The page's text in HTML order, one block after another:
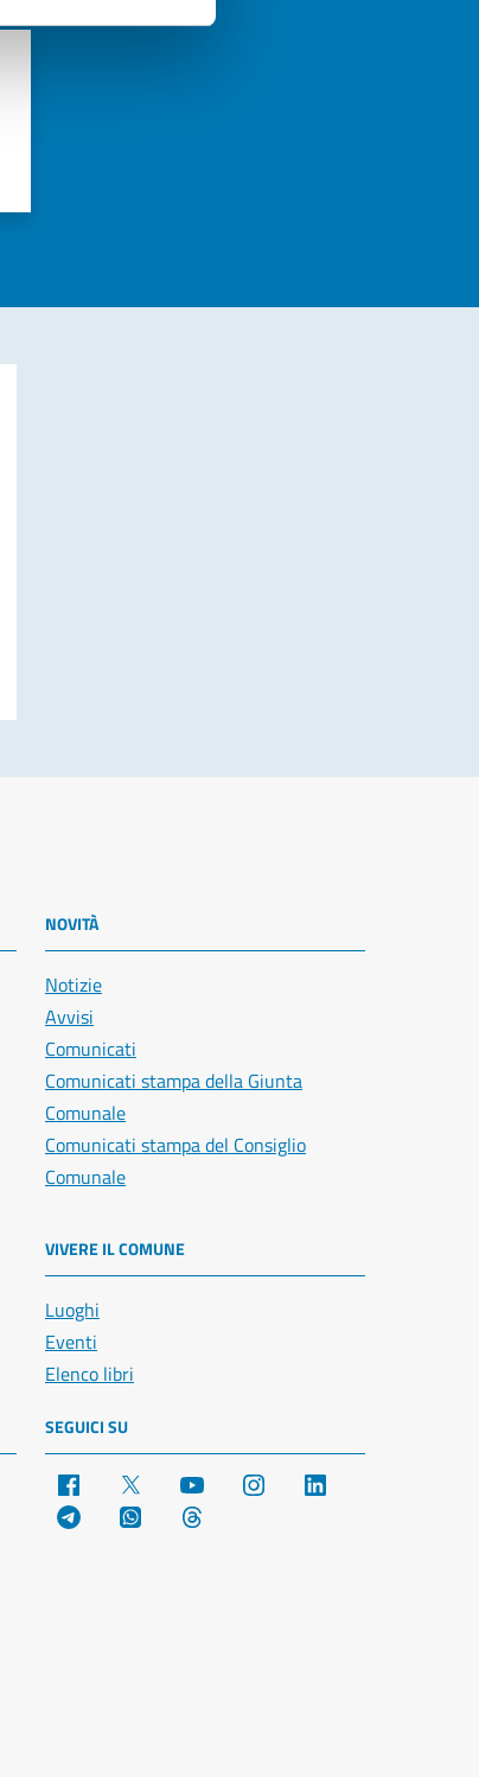
NOVITÀ
Notizie
Avvisi
Comunicati
Comunicati stampa della Giunta
Comunale
Comunicati stampa del Consiglio
Comunale
VIVERE IL COMUNE
Luoghi
Eventi
Elenco libri
SEGUICI SU
Facebook YouTube Instagram
Telegram WhatsApp